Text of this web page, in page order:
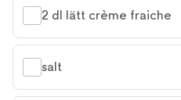
2 dl lätt crème fraiche
salt